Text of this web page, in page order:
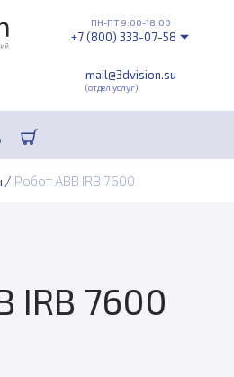
mail@3dvision.su
(отдел услуг)
ПН-ПТ 9:00-18:00
+7 (800) 333-07-58
/ Робот ABB IRB 7600
IRB 7600